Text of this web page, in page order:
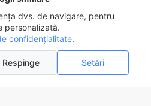
dvs. de navigare, pentru
personalizată.
confidențialitate.
Respinge Setări
S.R.L.